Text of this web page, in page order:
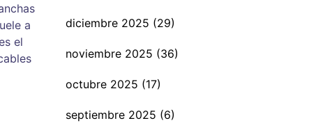
a
el
diciembre 2025 (29)
noviembre 2025 (36)
octubre 2025 (17)
septiembre 2025 (6)